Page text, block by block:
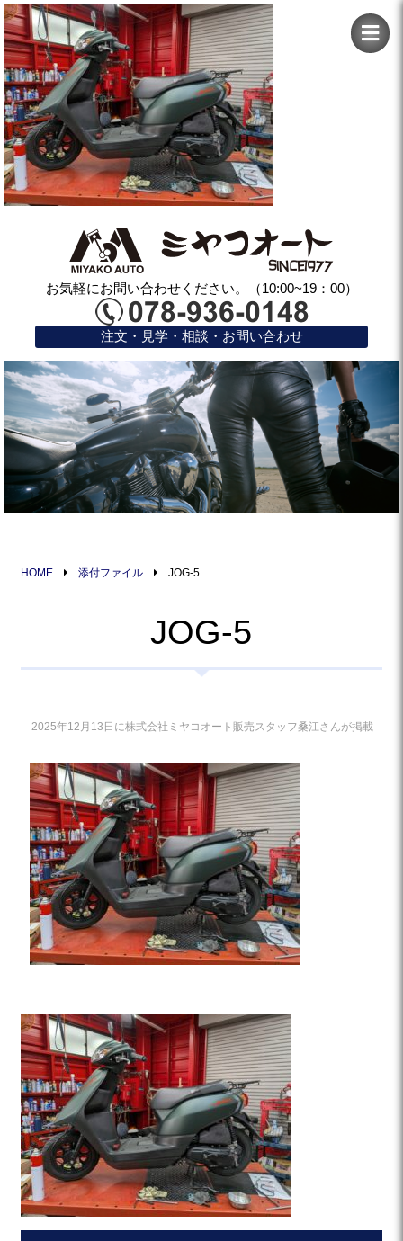
お気軽にお問い合わせください。（10:00~19：00）
注文・見学・相談・お問い合わせ
HOME 添付ファイル JOG-5
JOG-5
2025年12月13日に株式会社ミヤコオート販売スタッフ桑江さんが掲載